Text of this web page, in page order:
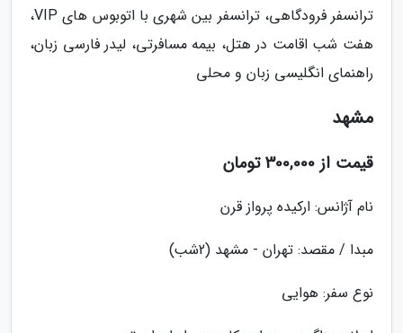
ترانسفر فرودگاهی، ترانسفر بین شهری با اتوبوس های VIP،
هفت شب اقامت در هتل، بیمه مسافرتی، لیدر فارسی زبان،
راهنمای انگلیسی زبان و محلی
مشهد
قیمت از 300,000 تومان
نام آژانس: ارکیده پرواز قرن
مبدا / مقصد: تهران - مشهد (2شب)
نوع سفر: هوایی